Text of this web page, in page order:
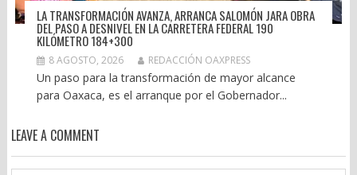
LA TRANSFORMACIÓN AVANZA, ARRANCA SALOMÓN JARA OBRA
DEL PASO A DESNIVEL EN LA CARRETERA FEDERAL 190
KILÓMETRO 184+300
8 AGOSTO, 2026 REDACCIÓN OAXPRESS
Un paso para la transformación de mayor alcance
para Oaxaca, es el arranque por el Gobernador...
LEAVE A COMMENT